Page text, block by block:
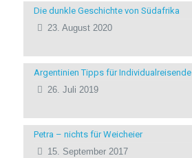
Die dunkle Geschichte von Südafrika
23. August 2020
Argentinien Tipps für Individualreisende
26. Juli 2019
Petra – nichts für Weicheier
15. September 2017